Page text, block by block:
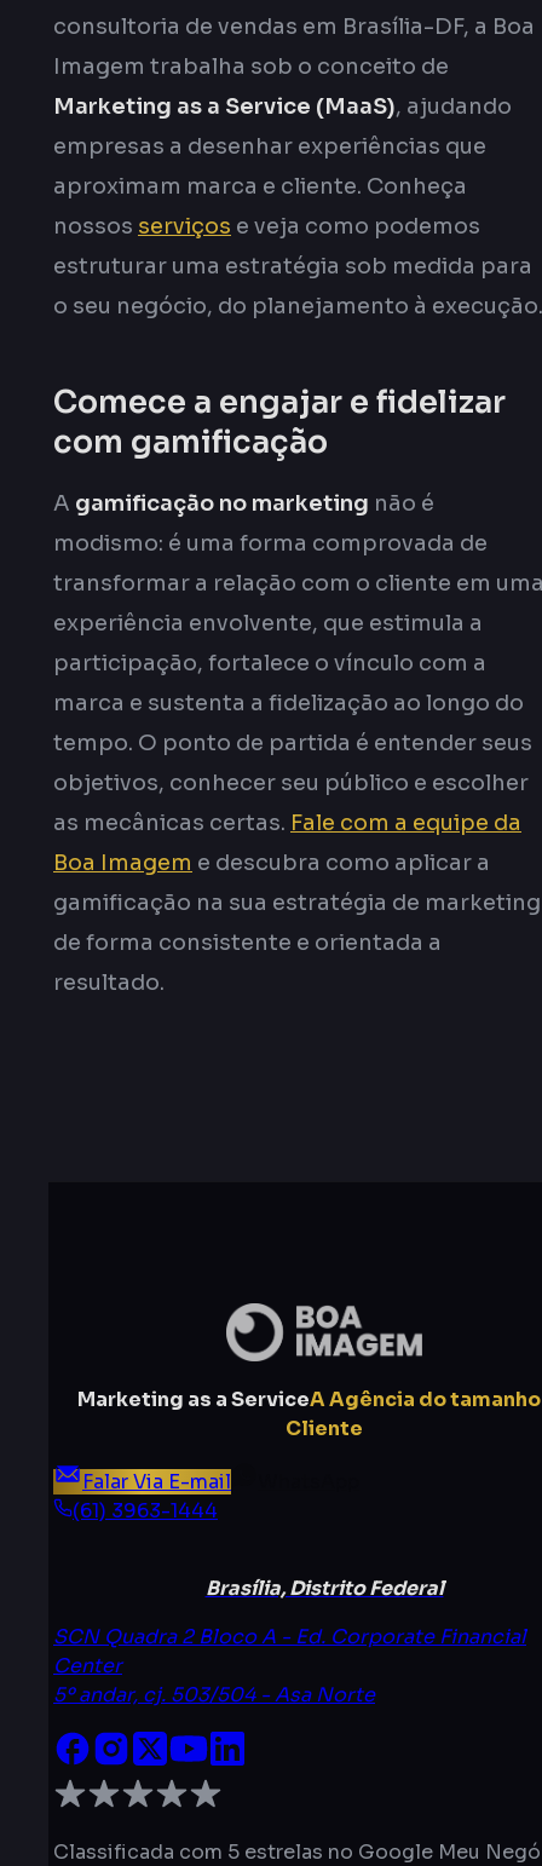
consultoria de vendas em Brasília-DF, a Boa
Imagem trabalha sob o conceito de
Marketing as a Service (MaaS), ajudando
empresas a desenhar experiências que
aproximam marca e cliente. Conheça
nossos serviços e veja como podemos
estruturar uma estratégia sob medida para
o seu negócio, do planejamento à execução.
Comece a engajar e fidelizar
com gamificação
A gamificação no marketing não é
modismo: é uma forma comprovada de
transformar a relação com o cliente em
experiência envolvente, que estimula a
participação, fortalece o vínculo com a
marca e sustenta a fidelização ao longo do
tempo. O ponto de partida é entender seus
objetivos, conhecer seu público e escolher
as mecânicas certas. Fale com a equipe da
Boa Imagem e descubra como aplicar a
gamificação na sua estratégia de marketing
de forma consistente e orientada a
resultado.
Marketing as a ServiceA Agência do
Cliente
Falar Via E-mail
(61) 3963-1444
Brasília, Distrito Federal
SCN Quadra 2 Bloco A - Ed. Corporate Financial
Center
5º andar, cj. 503/504 - Asa Norte
Classificada com 5 estrelas no Google Meu